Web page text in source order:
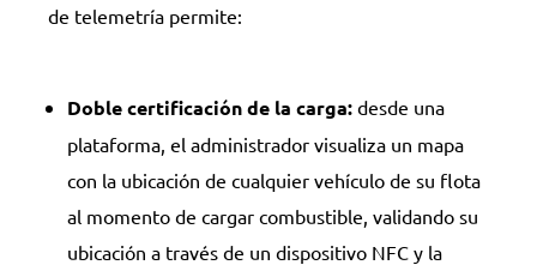
de telemetría permite:
Doble certificación de la carga: desde una
plataforma, el administrador visualiza un mapa
con la ubicación de cualquier vehículo de su flota
al momento de cargar combustible, validando su
ubicación a través de un dispositivo NFC y la